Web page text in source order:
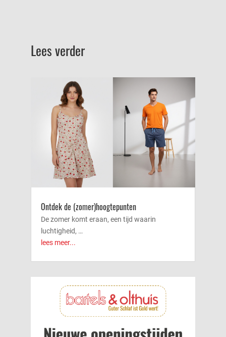
Lees verder
Ontdek de (zomer)hoogtepunten
De zomer komt eraan, een tijd waarin
luchtigheid, …
lees meer...